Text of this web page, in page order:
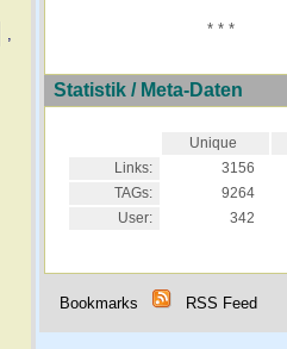
,
* * *
Statistik / Meta-Daten
Unique
Links:
3156
TAGs:
9264
User:
342
Bookmarks RSS Feed